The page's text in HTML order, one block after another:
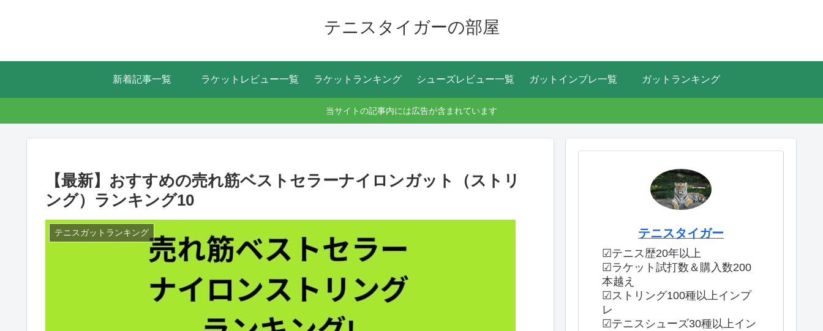
テニスタイガーの部屋
新着記事一覧 ラケットレビュー一覧 ラケットランキング シューズレビュー一覧 ガットインプレ一覧 ガットランキング
当サイトの記事内には広告が含まれています
【最新】おすすめの売れ筋ベストセラーナイロンガット（ストリ
ング）ランキング10
テニスガットランキング テニスタイガー
☑テニス歴20年以上
☑ラケット試打数＆購入数200
本越え
☑ストリング100種以上インプ
レ
☑テニスシューズ30種以上イン